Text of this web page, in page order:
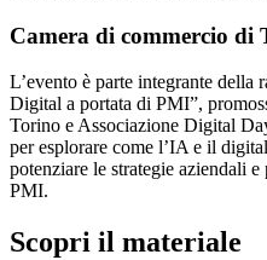
Camera di commercio di
L’evento è parte integrante della
Digital a portata di PMI”,
Torino e Associazione Digital
per esplorare come l’IA e il
potenziare le strategie aziendali
PMI.
Scopri il materiale